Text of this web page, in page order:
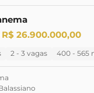
26.900.000,00
2 - 3 vagas 400 - 565